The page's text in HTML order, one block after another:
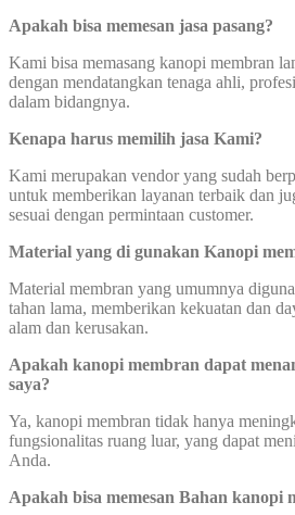
Apakah bisa memesan jasa pasang?
Kami bisa memasang kanopi membran
dengan mendatangkan tenaga ahli,
dalam bidangnya.
Kenapa harus memilih jasa Kami?
Kami merupakan vendor yang sudah
untuk memberikan layanan terbaik dan
sesuai dengan permintaan customer.
Material yang di gunakan Kanopi
Material membran yang umumnya
tahan lama, memberikan kekuatan dan
alam dan kerusakan.
Apakah kanopi membran dapat
saya?
Ya, kanopi membran tidak hanya
fungsionalitas ruang luar, yang dapat
Anda.
Apakah bisa memesan Bahan kanopi